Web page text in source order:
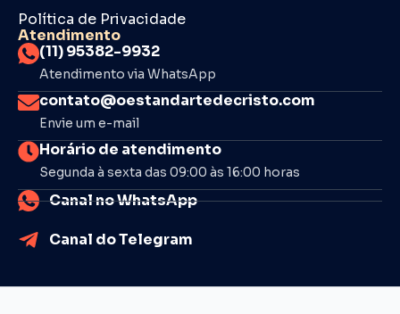
Política de Privacidade
Atendimento
(11) 95382-9932
Atendimento via WhatsApp
contato@oestandartedecristo.com
Envie um e-mail
Horário de atendimento
Segunda à sexta das 09:00 às 16:00 horas
Canal no WhatsApp
Canal do Telegram